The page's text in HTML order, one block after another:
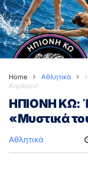
Home Αθλητικά
Αιγαίου»!
ΗΠΙΟΝΗ ΚΩ:
«Μυστικά
Αθλητικά